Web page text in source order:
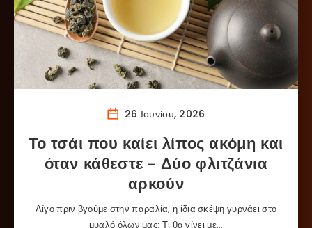
26 Ιουνίου, 2026
Το τσάι που καίει λίπος ακόμη και
όταν κάθεστε – Δύο φλιτζάνια
αρκούν
Λίγο πριν βγούμε στην παραλία, η ίδια σκέψη γυρνάει στο
μυαλό όλων μας: Τι θα γίνει με…